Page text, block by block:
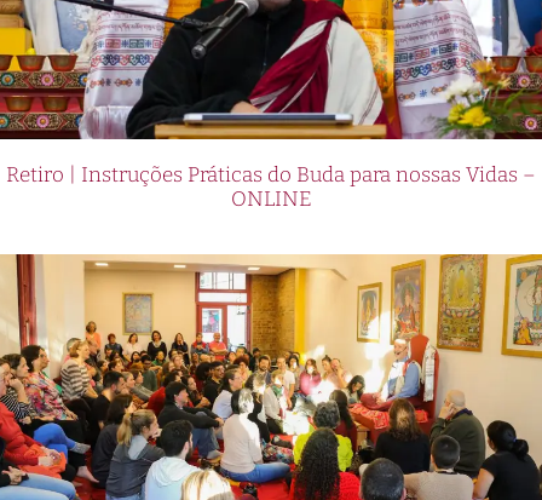
Retiro | Instruções Práticas do Buda para nossas Vidas –
ONLINE